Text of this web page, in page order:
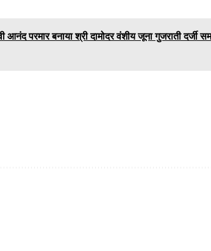
आनंद परमार बनाया श्री दामोदर वंशीय जूना गुजराती दर्जी